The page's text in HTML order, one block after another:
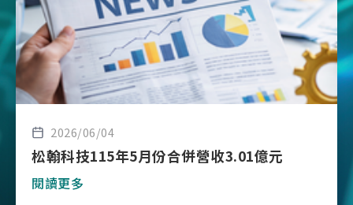
2026/06/04
松翰科技115年5月份合併營收3.01億元
閱讀更多